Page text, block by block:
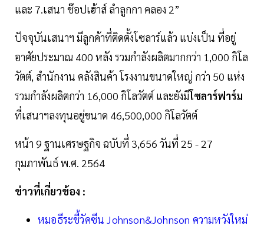
และ 7.เสนา ช๊อปเฮ้าส์ ลำลูกกา คลอง 2”
ปัจจุบันเสนาฯ มีลูกค้าที่ติดตั้งโซลาร์แล้ว แบ่งเป็น ที่อยู่
อาศัยประมาณ 400 หลัง รวมกำลังผลิตมากกว่า 1,000 กิโล
วัตต์, สำนักงาน คลังสินค้า โรงงานขนาดใหญ่ กว่า 50 แห่ง
รวมกำลังผลิตกว่า 16,000 กิโลวัตต์ และยังมีโซลาร์ฟาร์ม
ที่เสนาฯลงทุนอยู่ขนาด 46,500,000 กิโลวัตต์
หน้า 9 ฐานเศรษฐกิจ ฉบับที่ 3,656 วันที่ 25 - 27
กุมภาพันธ์ พ.ศ. 2564
ข่าวที่เกี่ยวข้อง :
หมอธีระชี้วัคซีน Johnson&Johnson ความหวังใหม่